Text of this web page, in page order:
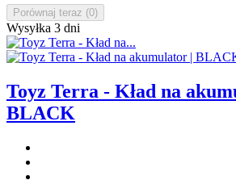
Porównaj teraz (0)‎
Wysyłka 3 dni
Toyz Terra - Kład na
BLACK